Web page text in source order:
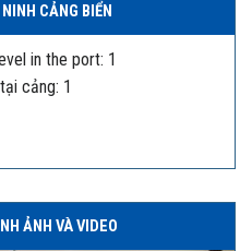
CẢNG BIỂN
in the port: 1
cảng: 1
ẢNH VÀ VIDEO